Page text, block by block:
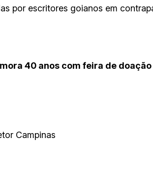
por escritores goianos em
40 anos com feira de
Campinas